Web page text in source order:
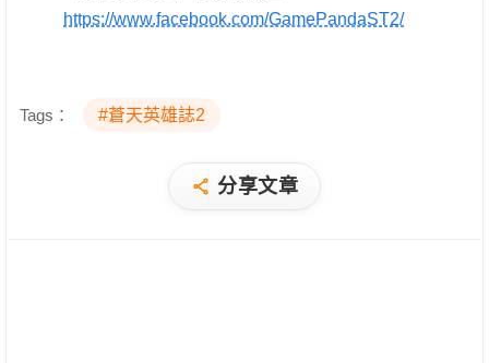
https://www.facebook.com/GamePandaST2/
Tags： #蒼天英雄誌2
分享文章